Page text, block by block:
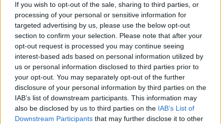
If you wish to opt-out of the sale, sharing to third parties, or
processing of your personal or sensitive information for
targeted advertising by us, please use the below opt-out
section to confirm your selection. Please note that after your
opt-out request is processed you may continue seeing
interest-based ads based on personal information utilized by
us or personal information disclosed to third parties prior to
your opt-out. You may separately opt-out of the further
disclosure of your personal information by third parties on the
IAB’s list of downstream participants. This information may
also be disclosed by us to third parties on the IAB’s List of
Downstream Participants that may further disclose it to other
VAJON MIÉRT HÓDÍTJA MEG A VILÁGOT A
KOREAI SZÉPSÉGIDEÁL?
2023. december. 17. 10:32
A kultúrák sokszínűsége a világon mindenütt eltérő
szépségideálokat teremt. A nyugati sztenderdektől eltérőt
másnak ítéljük meg, míg a keleti emberek számára a mi
megjelenésünk lehet furcsa.
NEM MINDIG A SZERELŐ A HIBÁS!
2023. december. 16. 10:42